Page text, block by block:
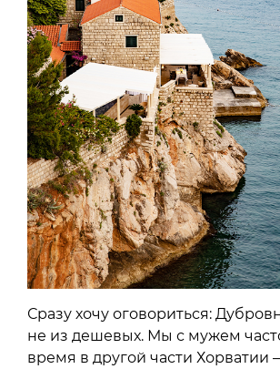
Сразу хочу оговориться:
не из дешевых. Мы с мужем
время в другой части Хорватии